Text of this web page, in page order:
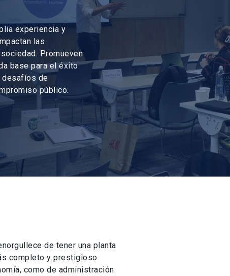
experiencia y
las
Promueven
base para el éxito
desafíos de
público.
de tener una planta
completo y prestigioso
como de administración